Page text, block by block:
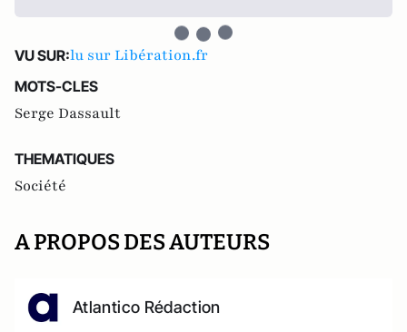
VU SUR:lu sur Libération.fr
MOTS-CLES
Serge Dassault
THEMATIQUES
Société
A PROPOS DES AUTEURS
Atlantico Rédaction